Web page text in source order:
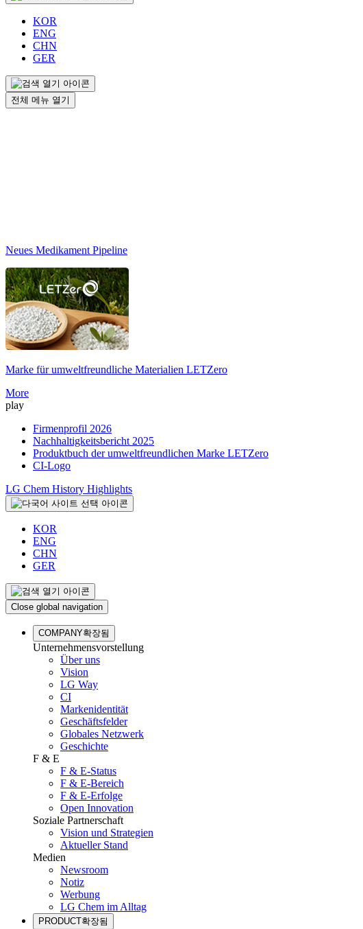
KOR
ENG
CHN
GER
전체 메뉴 열기
Neues Medikament Pipeline
Marke für umweltfreundliche Materialien LETZero
More
play
Firmenprofil 2026
Nachhaltigkeitsbericht 2025
Produktbuch der umweltfreundlichen Marke LETZero
CI-Logo
LG Chem History Highlights
KOR
ENG
CHN
GER
Close global navigation
COMPANY확장됨
Unternehmensvorstellung
Über uns
Vision
LG Way
CI
Markenidentität
Geschäftsfelder
Globales Netzwerk
Geschichte
F & E
F & E-Status
F & E-Bereich
F & E-Erfolge
Open Innovation
Soziale Partnerschaft
Vision und Strategien
Aktueller Stand
Medien
Newsroom
Notiz
Werbung
LG Chem im Alltag
PRODUCT확장됨